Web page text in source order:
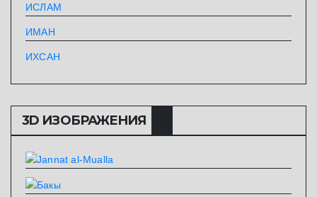
ИСЛАМ
ИМАН
ИХСАН
3D ИЗОБРАЖЕНИЯ